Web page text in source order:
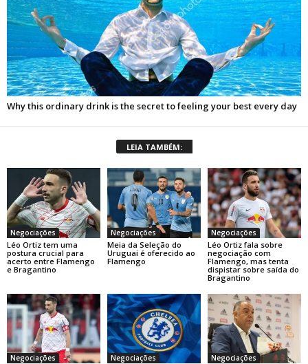
LEIA TAMBÉM:
Negociações
Léo Ortiz tem uma
postura crucial para
acerto entre Flamengo
e Bragantino
Negociações
Meia da Seleção do
Uruguai é oferecido ao
Flamengo
Negociações
Léo Ortiz fala sobre
negociação com
Flamengo, mas tenta
dispistar sobre saída do
Bragantino
Negociações Negociações Negociações